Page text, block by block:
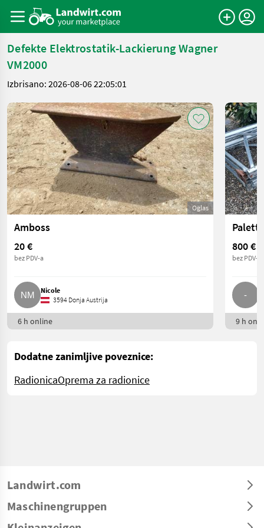
Defekte Elektrostatik-Lackierung Wagner
VM2000
Izbrisano: 2026-08-06 22:05:01
Oglas
Amboss
20 €
bez PDV-a
Nicole
3594 Donja Austrija
6 h online
800 €
bez PDV-a
9 h
Dodatne zanimljive poveznice:
RadionicaOprema za radionice
Landwirt.com
Maschinengruppen